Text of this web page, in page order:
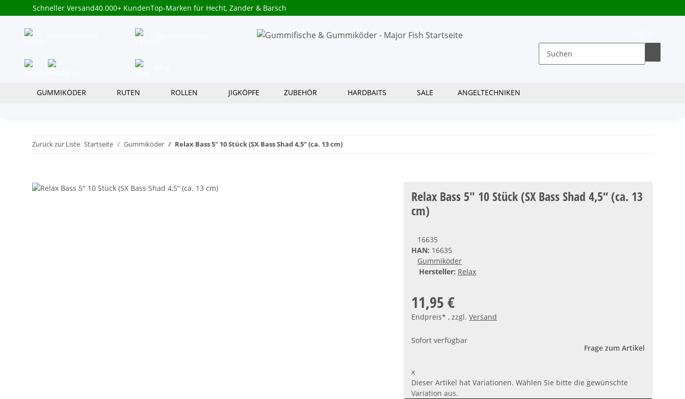
Schneller Versand40.000+ KundenTop-Marken für Hecht, Zander & Barsch
GUMMIKÖDER RUTEN ROLLEN JIGKÖPFE ZUBEHÖR HARDBAITS SALE ANGELTECHNIKEN
Zurück zur Liste Startseite Gummiköder Relax Bass 5" 10 Stück (SX Bass Shad 4,5“ (ca. 13 cm)
Relax Bass 5" 10 Stück (SX Bass Shad 4,5“ (ca. 13
cm)
16635
HAN: 16635
Gummiköder
Hersteller: Relax
11,95 €
Endpreis* , zzgl.Versand
Sofort verfügbar
Frage zum Artikel
x
Dieser Artikel hat Variationen. Wählen Sie bitte die gewünschte
Variation aus.